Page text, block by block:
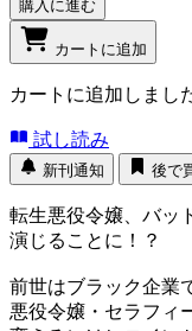
購入に進む
カートに追加
カートに追加しまし
試し読み
新刊通知 後で
転生悪役令嬢、バッ
演じることに！？
前世はブラック企業
悪役令嬢・セラフィ